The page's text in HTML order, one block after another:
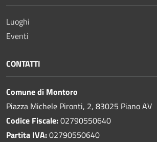
Luoghi
Eventi
CONTATTI
Comune di Montoro
Piazza Michele Pironti, 2, 83025 Piano AV
Codice Fiscale:02790550640
Partita IVA:02790550640